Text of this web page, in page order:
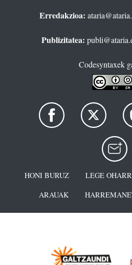
Erredakzioa:
Publizitatea:
Codesyntaxek
HONI BURUZ LEGE
ARAUAK